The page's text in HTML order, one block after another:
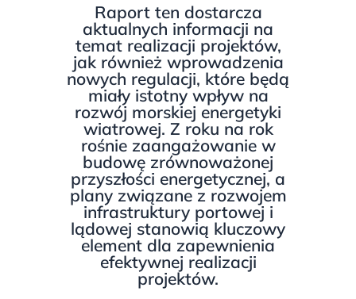
Raport ten dostarcza
aktualnych informacji na
temat realizacji projektów,
jak również wprowadzenia
nowych regulacji, które będą
miały istotny wpływ na
rozwój morskiej energetyki
wiatrowej. Z roku na rok
rośnie zaangażowanie w
budowę zrównoważonej
przyszłości energetycznej, a
plany związane z rozwojem
infrastruktury portowej i
lądowej stanowią kluczowy
element dla zapewnienia
efektywnej realizacji
projektów.